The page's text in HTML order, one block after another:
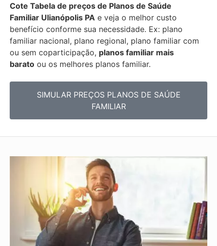
Cote Tabela de preços de Planos de Saúde
Familiar Ulianópolis PA e veja o melhor custo
benefício conforme sua necessidade. Ex: plano
familiar nacional, plano regional, plano familiar com
ou sem coparticipação, planos familiar mais
barato ou os melhores planos familiar.
SIMULAR PREÇOS PLANOS DE SAÚDE
FAMILIAR